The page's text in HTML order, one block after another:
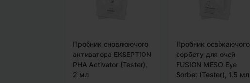
Пробник оновлюючого
активатора EKSEPTION
PHA Activator (Tester),
2 мл
Пробник освіжаючого
сорбету для очей
FUSION MESO Eye
Sorbet (Tester), 1.5 мл